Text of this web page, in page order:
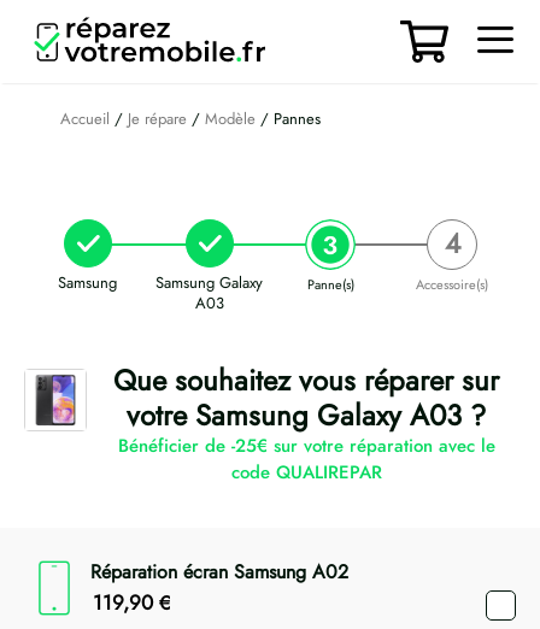
contenu
Accueil / Je répare / Modèle / Pannes
Samsung
Samsung Galaxy
A03
Panne(s) Accessoire(s)
Que souhaitez vous réparer sur
votre Samsung Galaxy A03 ?
Bénéficier de -25€ sur votre réparation avec le
code QUALIREPAR
Réparation écran Samsung A02
119,90 €